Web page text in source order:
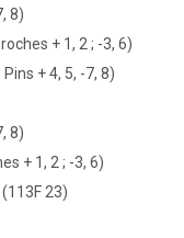
8)
+ 1, 2 ; -3, 6)
+ 4, 5, -7, 8)
8)
+ 1, 2 ; -3, 6)
23)